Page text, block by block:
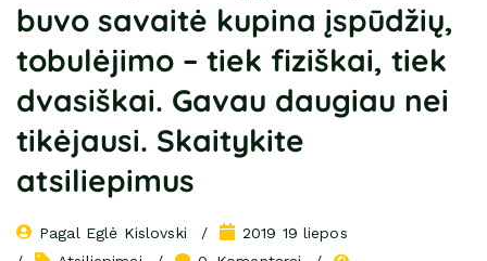
buvo savaitė kupina įspūdžių,
tobulėjimo – tiek fiziškai, tiek
dvasiškai. Gavau daugiau nei
tikėjausi. Skaitykite
atsiliepimus
Pagal Eglė Kislovski
2019 19 liepos